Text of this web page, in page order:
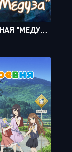
ЗАКУСОЧНАЯ "МЕДУЗА" / KURAGE NO SHOKUDOU